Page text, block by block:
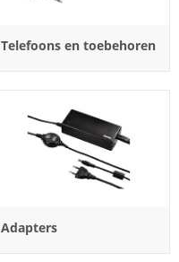
Telefoons en toebehoren
Adapters